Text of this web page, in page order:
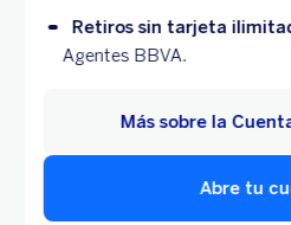
Retiros sin tarjeta
Agentes BBVA.
Abre tu
Más sobre la